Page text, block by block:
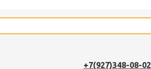
+7(927)348-08-02